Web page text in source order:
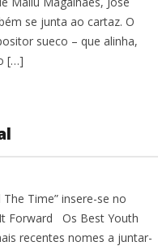
se junta ao cartaz. O
sueco – que alinha,
[…]
The Time” insere-se no
Forward Os Best Youth
recentes nomes a juntar-